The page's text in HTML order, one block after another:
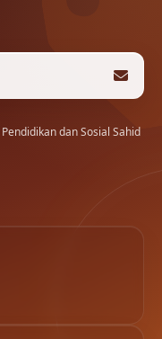
dan Sosial Sahid